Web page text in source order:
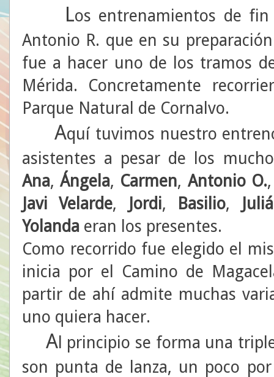
Los entrenamientos de
Antonio R. que en su
fue a hacer uno de los tramos
Mérida. Concretamente
Parque Natural de Cornalvo.
Aquí tuvimos nuestro
asistentes a pesar de los
Ana,Ángela, Carmen, Antonio O.
Javi Velarde, Jordi, Basilio,
Yolanda eran los presentes.
Como recorrido fue elegido el
inicia por el Camino de
partir de ahí admite muchas
uno quiera hacer.
Al principio se forma una
son punta de lanza, un poco